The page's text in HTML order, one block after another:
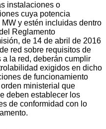
instalaciones o
cuya potencia
y estén incluidas dentro
Reglamento
de 14 de abril de 2016
red sobre requisitos de
la red, deberán cumplir
exigidos en dicho
de funcionamiento
ministerial que
deben establecer los
de conformidad con lo